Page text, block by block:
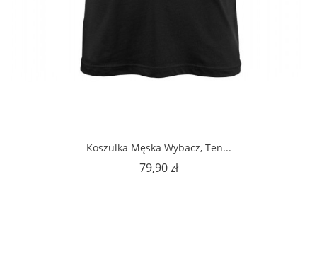
Koszulka Męska Wybacz, Ten...
79,90 złCena